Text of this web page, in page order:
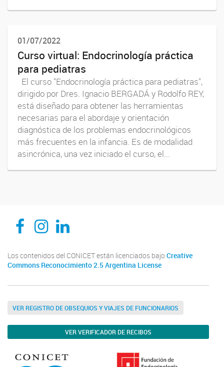
01/07/2022
Curso virtual: Endocrinología práctica
para pediatras
El curso "Endocrinología práctica para pediatras",
dirigido por Dres. Ignacio BERGADÁ y Rodolfo REY,
está diseñado para obtener las herramientas
necesarias para el abordaje y orientación
diagnóstica de los problemas endocrinológicos
más frecuentes en la infancia. Es de modalidad
asincrónica, una vez iniciado el curso, el...
CEDIE, Centro de Investigaciones Endocrinológicas Dr. César Bergadá
CEDIE, Centro de Investigaciones Endocrinológicas Dr. César Bergadá
CEDIE, Centro de Investigaciones Endocrinológicas Dr. César Bergadá
Los contenidos del CONICET están licenciados bajo Creative
Commons Reconocimiento 2.5 Argentina License
VER REGISTRO DE OBSEQUIOS Y VIAJES DE FUNCIONARIOS
VER VERIFICADOR DE RECIBOS